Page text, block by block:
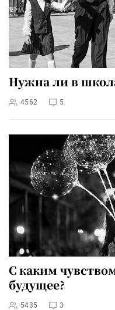
Нужна ли в
4562 5
С каким
будущее?
5435 3